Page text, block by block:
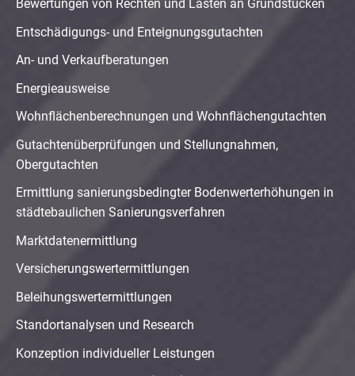
Bewertungen von Rechten und Lasten an Grundstücken
Entschädigungs- und Enteignungsgutachten
An- und Verkaufberatungen
Energieausweise
Wohnflächenberechnungen und Wohnflächengutachten
Gutachtenüberprüfungen und Stellungnahmen,
Obergutachten
Ermittlung sanierungsbedingter Bodenwerterhöhungen in
städtebaulichen Sanierungsverfahren
Marktdatenermittlung
Versicherungswertermittlungen
Beleihungswertermittlungen
Standortanalysen und Research
Konzeption individueller Leistungen